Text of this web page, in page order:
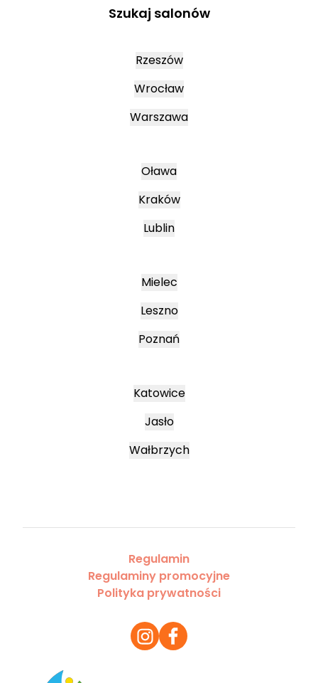
Szukaj salonów
Rzeszów
Wrocław
Warszawa
Oława
Kraków
Lublin
Mielec
Leszno
Poznań
Katowice
Jasło
Wałbrzych
Regulamin
Regulaminy promocyjne
Polityka prywatności